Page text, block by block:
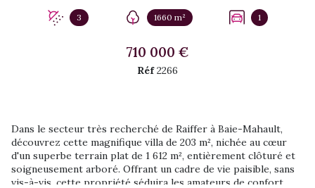
3 1660 m² 1
710 000 €
Réf2266
Dans le secteur très recherché de Raiffer à Baie-Mahault,
découvrez cette magnifique villa de 203 m², nichée au cœur
d'un superbe terrain plat de 1 612 m², entièrement clôturé et
soigneusement arboré. Offrant un cadre de vie paisible, sans
vis-à-vis, cette propriété séduira les amateurs de confort,